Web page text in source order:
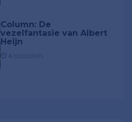
Column: De
vezelfantasie van Albert
Heijn